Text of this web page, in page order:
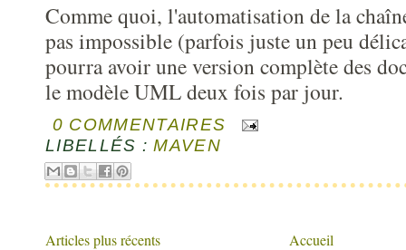
Comme quoi, l'automatisation de la
pas impossible (parfois juste un peu
pourra avoir une version complète des
le modèle UML deux fois par jour.
0 COMMENTAIRES
LIBELLÉS :MAVEN
Articles plus récents Accueil